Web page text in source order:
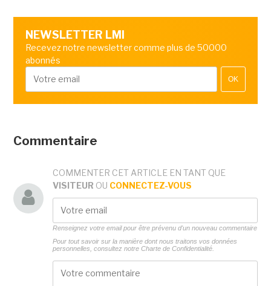
NEWSLETTER LMI
Recevez notre newsletter comme plus de 50000
abonnés
OK
Commentaire
COMMENTER CET ARTICLE EN TANT QUE
VISITEUR OU CONNECTEZ-VOUS
Renseignez votre email pour être prévenu d'un nouveau commentaire
Pour tout savoir sur la manière dont nous traitons vos données
personnelles, consultez notre Charte de Confidentialité.